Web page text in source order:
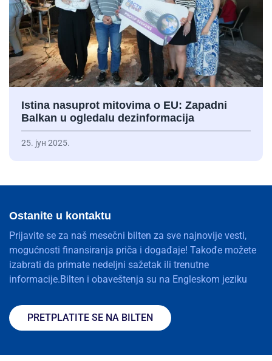
Istina nasuprot mitovima o EU: Zapadni
Balkan u ogledalu dezinformacija
25. јун 2025.
Ostanite u kontaktu
Prijavite se za naš mesečni bilten za sve najnovije vesti,
mogućnosti finansiranja priča i događaje! Takođe možete
izabrati da primate nedeljni sažetak ili trenutne
informacije.Bilten i obaveštenja su na Engleskom jeziku
PRETPLATITE SE NA BILTEN